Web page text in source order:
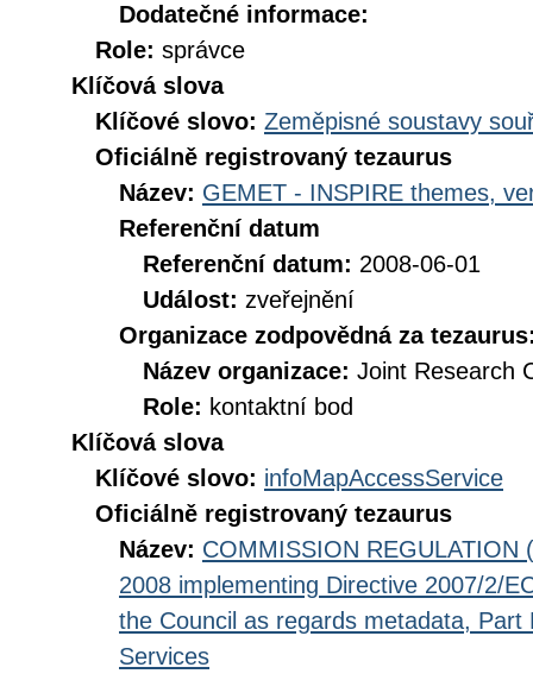
Dodatečné informace:
Role: správce
Klíčová slova
Klíčové slovo: Zeměpisné soustavy
Oficiálně registrovaný tezaurus
Název: GEMET - INSPIRE themes,
Referenční datum
Referenční datum: 2008-06-01
Událost: zveřejnění
Organizace zodpovědná za
Název organizace: Joint Research
Role: kontaktní bod
Klíčová slova
Klíčové slovo: infoMapAccessService
Oficiálně registrovaný tezaurus
Název: COMMISSION REGULATION
2008 implementing Directive 2007/2/
the Council as regards metadata,
Services